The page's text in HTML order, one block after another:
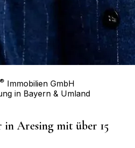
® Immobilien GmbH
in Bayern & Umland
in Aresing mit über 15